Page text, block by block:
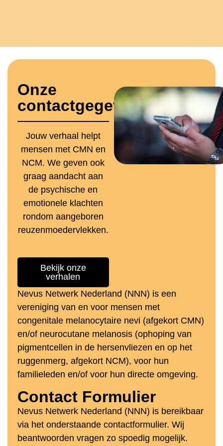
Onze
contactgegevens
Jouw verhaal helpt
mensen met CMN en
NCM. We geven ook
graag aandacht aan
de psychische en
emotionele klachten
rondom aangeboren
reuzenmoedervlekken.
Bekijk onze
verhalen
Nevus Netwerk Nederland (NNN) is een
vereniging van en voor mensen met
congenitale melanocytaire nevi (afgekort CMN)
en/of neurocutane melanosis (ophoping van
pigmentcellen in de hersenvliezen en op het
ruggenmerg, afgekort NCM), voor hun
familieleden en/of voor hun directe omgeving.
Contact Formulier
Nevus Netwerk Nederland (NNN) is bereikbaar
via het onderstaande contactformulier. Wij
beantwoorden vragen zo spoedig mogelijk.